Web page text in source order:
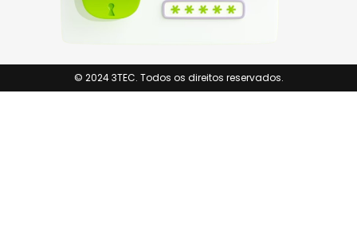
© 2024 3TEC. Todos os direitos reservados.